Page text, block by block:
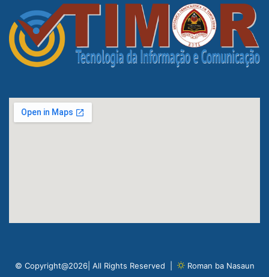
© Copyright@2026| All Rights Reserved | Roman ba Nasaun